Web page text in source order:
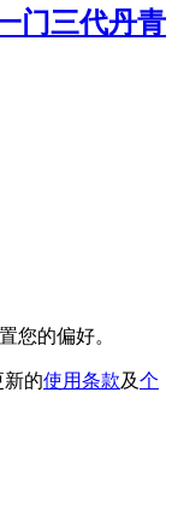
门三代丹青
您的偏好。
的使用条款及个